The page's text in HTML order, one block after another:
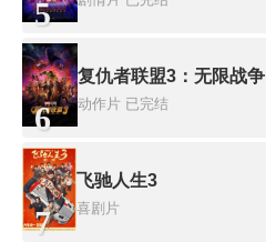
5
6
复仇者联盟3：无限战争
动作片 已完结
7
飞驰人生3
喜剧片